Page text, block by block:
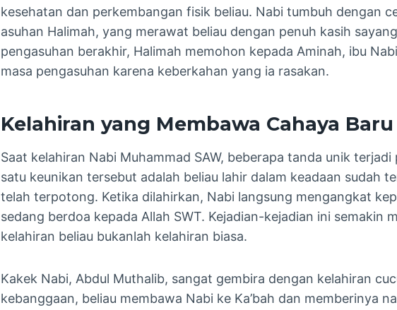
kesehatan dan perkembangan fisik beliau. Nabi tumbuh dengan
asuhan Halimah, yang merawat beliau dengan penuh kasih
pengasuhan berakhir, Halimah memohon kepada Aminah, ibu
masa pengasuhan karena keberkahan yang ia rasakan.
Kelahiran yang Membawa Cahaya Baru
Saat kelahiran Nabi Muhammad SAW, beberapa tanda unik terjadi
satu keunikan tersebut adalah beliau lahir dalam keadaan sudah
telah terpotong. Ketika dilahirkan, Nabi langsung mengangkat
sedang berdoa kepada Allah SWT. Kejadian-kejadian ini semakin
kelahiran beliau bukanlah kelahiran biasa.
Kakek Nabi, Abdul Muthalib, sangat gembira dengan kelahiran
kebanggaan, beliau membawa Nabi ke Ka’bah dan memberinya